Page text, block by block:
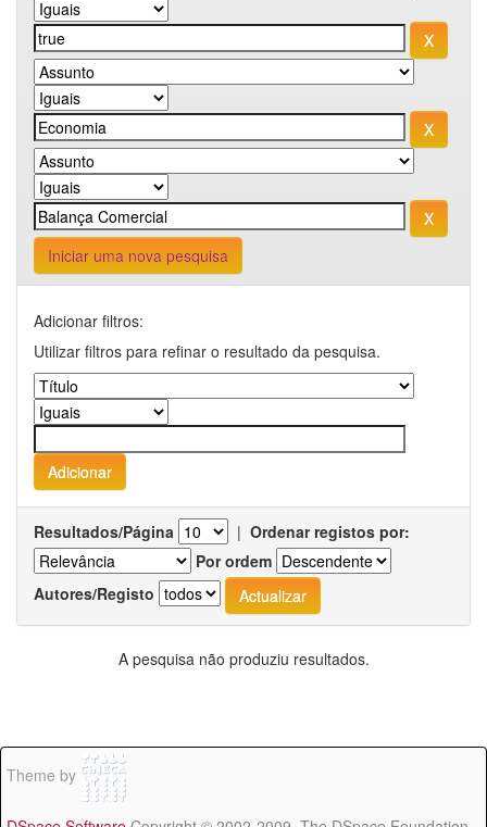
Iniciar uma nova pesquisa
Adicionar filtros:
Utilizar filtros para refinar o resultado da pesquisa.
Resultados/Página | Ordenar registos por:
Por ordem
Autores/Registo
A pesquisa não produziu resultados.
Theme by